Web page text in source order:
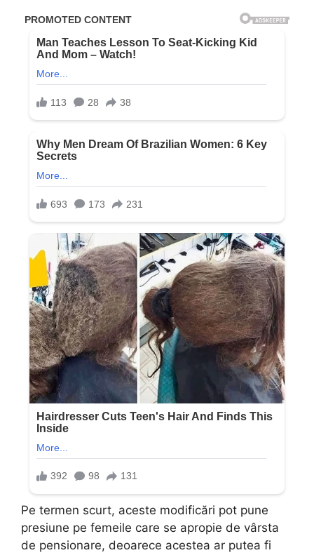
Pe termen scurt, aceste modificări pot pune
presiune pe femeile care se apropie de vârsta
de pensionare, deoarece acestea ar putea fi